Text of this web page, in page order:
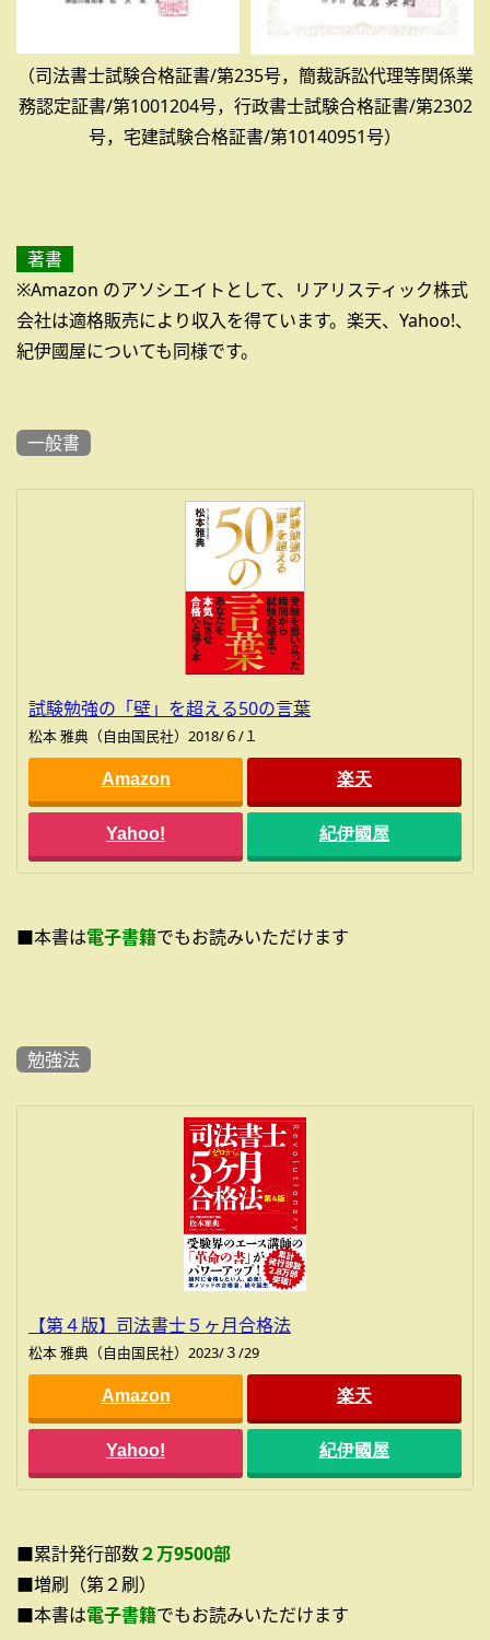
（司法書士試験合格証書/第235号，簡裁訴訟代理等関係業
務認定証書/第1001204号，行政書士試験合格証書/第2302
号，宅建試験合格証書/第10140951号）
著書
※Amazon のアソシエイトとして、リアリスティック株式
会社は適格販売により収入を得ています。楽天、Yahoo!、
紀伊國屋についても同様です。
一般書
試験勉強の「壁」を超える50の言葉
松本 雅典（自由国民社）2018/６/１
Amazon 楽天
Yahoo! 紀伊國屋
■本書は電子書籍でもお読みいただけます
勉強法
【第４版】司法書士５ヶ月合格法
松本 雅典（自由国民社）2023/３/29
Amazon 楽天
Yahoo! 紀伊國屋
■累計発行部数２万9500部
■増刷（第２刷）
■本書は電子書籍でもお読みいただけます